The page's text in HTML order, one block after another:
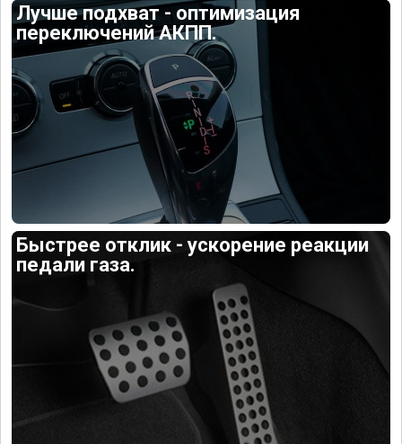
Лучше подхват - оптимизация
переключений АКПП.
Быстрее отклик - ускорение реакции
педали газа.